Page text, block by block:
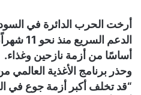
أرخت الحرب الدائرة في
الدعم
أساسًا من أزمة نازحين وغذاء.
وحذر برنامج الأغذية
“قد تخلف أكبر أزمة جوع في